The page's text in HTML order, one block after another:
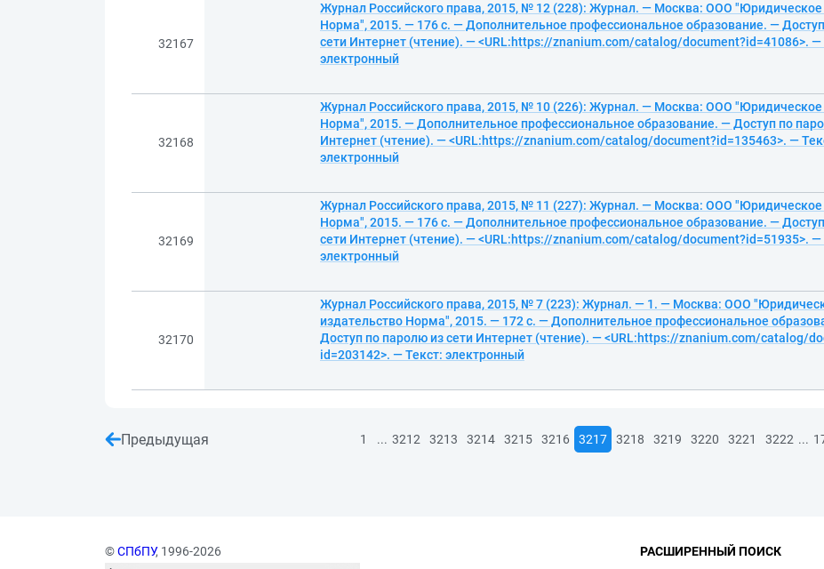
32167
Журнал Российского права, 2015, № 12 (228): Журнал. — Москва: ООО "Юридическое
Норма", 2015. — 176 с. — Дополнительное профессиональное образование. —
сети Интернет (чтение). — <URL:https://znanium.com/catalog/document?id=41086>. —
электронный
32168
Журнал Российского права, 2015, № 10 (226): Журнал. — Москва: ООО "Юридическое
Норма", 2015. — Дополнительное профессиональное образование. — Доступ по
Интернет (чтение). — <URL:https://znanium.com/catalog/document?id=135463>. —
электронный
32169
Журнал Российского права, 2015, № 11 (227): Журнал. — Москва: ООО "Юридическое
Норма", 2015. — 176 с. — Дополнительное профессиональное образование. —
сети Интернет (чтение). — <URL:https://znanium.com/catalog/document?id=51935>. —
электронный
32170
Журнал Российского права, 2015, № 7 (223): Журнал. — 1. — Москва: ООО
издательство Норма", 2015. — 172 с. — Дополнительное профессиональное
Доступ по паролю из сети Интернет (чтение). — <URL:https://znanium.com/catalog/
id=203142>. — Текст: электронный
Предыдущая 1 ... 3212 3213 3214 3215 3216 3217 3218 3219 3220 3221 3222 ...
©СПбПУ, 1996-2026
РАСШИРЕННЫЙ ПОИСК